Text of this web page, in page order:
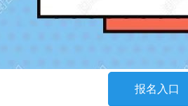
报名入口